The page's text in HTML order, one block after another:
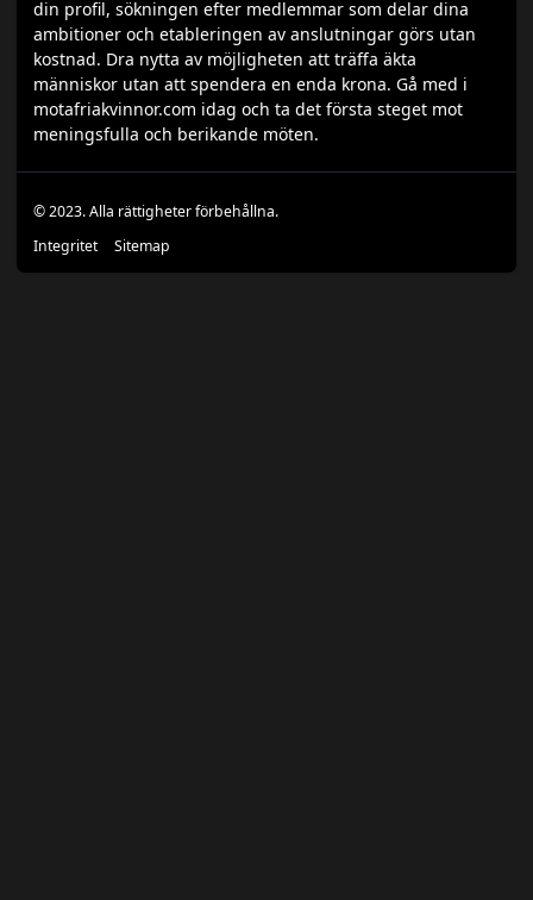
din profil, sökningen efter medlemmar som delar dina
ambitioner och etableringen av anslutningar görs utan
kostnad. Dra nytta av möjligheten att träffa äkta
människor utan att spendera en enda krona. Gå med i
motafriakvinnor.com idag och ta det första steget mot
meningsfulla och berikande möten.
© 2023. Alla rättigheter förbehållna.
Integritet
Sitemap